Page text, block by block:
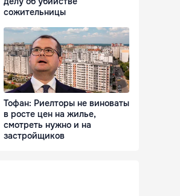
сожительницы
Тофан: Риелторы не виноваты
в росте цен на жилье,
смотреть нужно и на
застройщиков